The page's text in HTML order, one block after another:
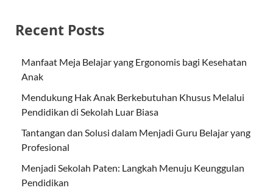
Recent Posts
Manfaat Meja Belajar yang Ergonomis bagi Kesehatan
Anak
Mendukung Hak Anak Berkebutuhan Khusus Melalui
Pendidikan di Sekolah Luar Biasa
Tantangan dan Solusi dalam Menjadi Guru Belajar yang
Profesional
Menjadi Sekolah Paten: Langkah Menuju Keunggulan
Pendidikan